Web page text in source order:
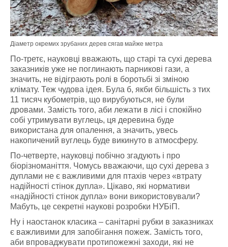
Діаметр окремих зрубаних дерев сягав майже метра
По-третє, науковці вважають, що старі та сухі дерева
заказників уже не поглинають парникові гази, а
значить, не відіграють ролі в боротьбі зі зміною
клімату. Теж чудова ідея. Була б, якби більшість з тих
11 тисяч кубометрів, що вирубуються, не були
дровами. Замість того, аби лежати в лісі і спокійно
собі утримувати вуглець, ця деревина буде
використана для опалення, а значить, увесь
накопичений вуглець буде викинуто в атмосферу.
По-четверте, науковці побічно згадують і про
біорізноманіття. Чомусь вважаючи, що сухі дерева з
дуплами не є важливими для птахів через «втрату
надійності стінок дупла». Цікаво, які нормативи
«надійності стінок дупла» вони використовували?
Мабуть, це секретні наукові розробки НУБіП.
Ну і наостанок класика – санітарні рубки в заказниках
є важливими для запобігання пожеж. Замість того,
аби впроваджувати протипожежні заходи, які не